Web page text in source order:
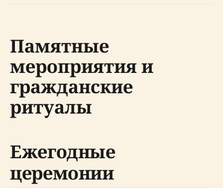
Памятные
мероприятия и
гражданские
ритуалы
Ежегодные
церемонии